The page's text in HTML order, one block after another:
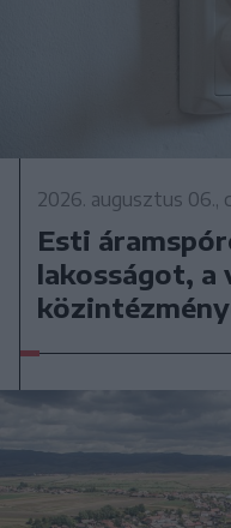
2026. augusztus
Esti
lakosságot, a